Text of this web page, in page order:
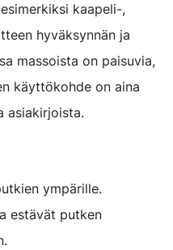
kaapeli-,
hyväksynnän ja
massoista on paisuvia,
käyttökohde on aina
asiakirjoista.
ympärille.
estävät putken